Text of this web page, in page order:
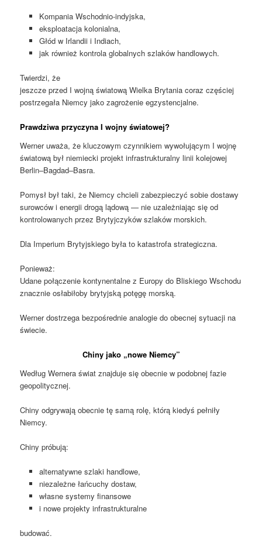
Kompania Wschodnio-indyjska,
eksploatacja kolonialna,
Głód w Irlandii i Indiach,
jak również kontrola globalnych szlaków handlowych.
Twierdzi, że
jeszcze przed I wojną światową Wielka Brytania coraz częściej
postrzegała Niemcy jako zagrożenie egzystencjalne.
Prawdziwa przyczyna I wojny światowej?
Werner uważa, że ​​kluczowym czynnikiem wywołującym I wojnę
światową był niemiecki projekt infrastrukturalny linii kolejowej
Berlin–Bagdad–Basra.
Pomysł był taki, że Niemcy chcieli zabezpieczyć sobie dostawy
surowców i energii drogą lądową — nie uzależniając się od
kontrolowanych przez Brytyjczyków szlaków morskich.
Dla Imperium Brytyjskiego była to katastrofa strategiczna.
Ponieważ:
Udane połączenie kontynentalne z Europy do Bliskiego Wschodu
znacznie osłabiłoby brytyjską potęgę morską.
Werner dostrzega bezpośrednie analogie do obecnej sytuacji na
świecie.
Chiny jako „nowe Niemcy”
Według Wernera świat znajduje się obecnie w podobnej fazie
geopolitycznej.
Chiny odgrywają obecnie tę samą rolę, którą kiedyś pełniły
Niemcy.
Chiny próbują:
alternatywne szlaki handlowe,
niezależne łańcuchy dostaw,
własne systemy finansowe
i nowe projekty infrastrukturalne
budować.